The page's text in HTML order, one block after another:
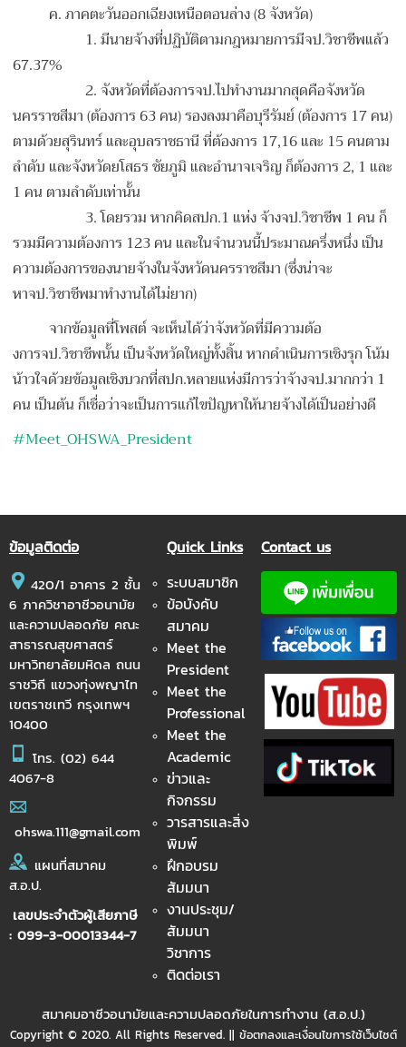
ค. ภาคตะวันออกเฉียงเหนือตอนล่าง (8 จังหวัด)
1. มีนายจ้างที่ปฏิบัติตามกฎหมายการมีจป.วิชาชีพแล้ว
67.37%
2. จังหวัดที่ต้องการจป.ไปทำงานมากสุดคือจังหวัด
นครราชสีมา (ต้องการ 63 คน) รองลงมาคือบุรีรัมย์ (ต้องการ 17 คน)
ตามด้วยสุรินทร์ และอุบลราชธานี ที่ต้องการ 17,16 และ 15 คนตาม
ลำดับ และจังหวัดยโสธร ชัยภูมิ และอำนาจเจริญ ก็ต้องการ 2, 1 และ
1 คน ตามลำดับเท่านั้น
3. โดยรวม หากคิดสปก.1 แห่ง จ้างจป.วิชาชีพ 1 คน ก็
รวมมีความต้องการ 123 คน และในจำนวนนี้ประมาณครึ่งหนึ่ง เป็น
ความต้องการของนายจ้างในจังหวัดนครราชสีมา (ซึ่งน่าจะ
หาจป.วิชาชีพมาทำงานได้ไม่ยาก)
จากข้อมูลที่โพสต์ จะเห็นได้ว่าจังหวัดที่มีความต้อ
งการจป.วิชาชีพนั้น เป็นจังหวัดใหญ่ทั้งสิ้น หากดำเนินการเชิงรุก โน้ม
น้าวใจด้วยข้อมูลเชิงบวกที่สปก.หลายแห่งมีการว่าจ้างจป.มากกว่า 1
คน เป็นต้น ก็เชื่อว่าจะเป็นการแก้ไขปัญหาให้นายจ้างได้เป็นอย่างดี
#Meet_OHSWA_President
ข้อมูลติดต่อ
420/1 อาคาร 2 ชั้น
6 ภาควิชาอาชีวอนามัย
และความปลอดภัย คณะ
สาธารณสุขศาสตร์
มหาวิทยาลัยมหิดล ถนน
ราชวิถี แขวงทุ่งพญาไท
เขตราชเทวี กรุงเทพฯ
10400
โทร. (02) 644
4067-8
ohswa.111@gmail.com
แผนที่สมาคม
ส.อ.ป.
เลขประจำตัวผู้เสียภาษี
: 099-3-00013344-7
Quick Links
ระบบสมาชิก
ข้อบังคับ
สมาคม
Meet the
President
Meet the
Professional
Meet the
Academic
ข่าวและ
กิจกรรม
วารสารและสิ่ง
พิมพ์
ฝึกอบรม
สัมมนา
งานประชุม/
สัมมนา
วิชาการ
ติดต่อเรา
Contact us
สมาคมอาชีวอนามัยและความปลอดภัยในการทำงาน (ส.อ.ป.)
Copyright © 2020. All Rights Reserved. || ข้อตกลงและเงื่อนไขการใช้เว็บไซต์